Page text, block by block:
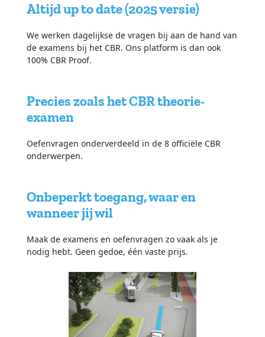
Altijd up to date (2025 versie)
We werken dagelijkse de vragen bij aan de hand van
de examens bij het CBR. Ons platform is dan ook
100% CBR Proof.
Precies zoals het CBR theorie-
examen
Oefenvragen onderverdeeld in de 8 officiële CBR
onderwerpen.
Onbeperkt toegang, waar en
wanneer jij wil
Maak de examens en oefenvragen zo vaak als je
nodig hebt. Geen gedoe, één vaste prijs.